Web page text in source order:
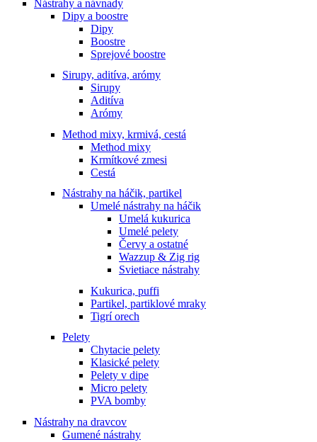
Nástrahy a návnady
Dipy a boostre
Dipy
Boostre
Sprejové boostre
Sirupy, aditíva, arómy
Sirupy
Aditíva
Arómy
Method mixy, krmivá, cestá
Method mixy
Krmítkové zmesi
Cestá
Nástrahy na háčik, partikel
Umelé nástrahy na háčik
Umelá kukurica
Umelé pelety
Červy a ostatné
Wazzup & Zig rig
Svietiace nástrahy
Kukurica, puffi
Partikel, partiklové mraky
Tigrí orech
Pelety
Chytacie pelety
Klasické pelety
Pelety v dipe
Micro pelety
PVA bomby
Nástrahy na dravcov
Gumené nástrahy